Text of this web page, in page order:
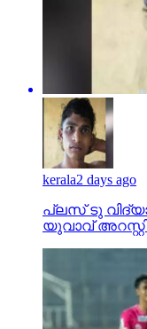
kerala2 days ago
പ്ലസ് ടു
യുവാവ്